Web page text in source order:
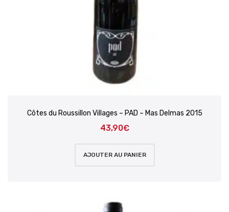
Côtes du Roussillon Villages – PAD – Mas Delmas 2015
43,90€
AJOUTER AU PANIER